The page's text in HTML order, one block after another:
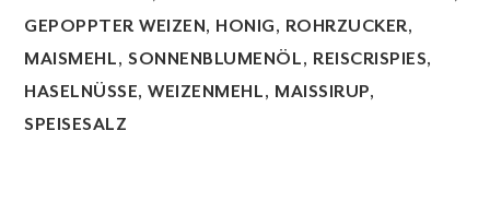
GEPOPPTER WEIZEN, HONIG, ROHRZUCKER,
MAISMEHL, SONNENBLUMENÖL, REISCRISPIES,
HASELNÜSSE, WEIZENMEHL, MAISSIRUP,
SPEISESALZ